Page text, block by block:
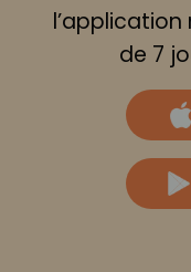
l’application
de 7